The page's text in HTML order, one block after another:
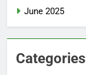
June 2025
Categories